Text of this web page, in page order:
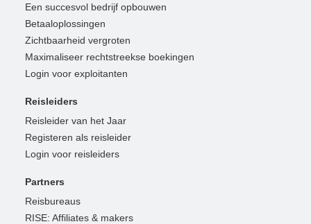
Een succesvol bedrijf opbouwen
Betaaloplossingen
Zichtbaarheid vergroten
Maximaliseer rechtstreekse boekingen
Login voor exploitanten
Reisleiders
Reisleider van het Jaar
Registeren als reisleider
Login voor reisleiders
Partners
Reisbureaus
RISE: Affiliates & makers